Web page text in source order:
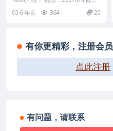
版本：V1.00046 适用机型：请以
机...6 年前 364 20
有你更精彩，注册会员
点此注册
有问题，请联系